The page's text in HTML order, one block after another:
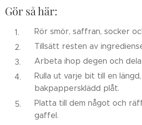
Gör så här:
Rör smör, saffran, socker
Tillsätt resten av
Arbeta ihop degen och
Rulla ut varje bit till en
bakpappersklädd plåt.
Platta till dem något och
gaffel.